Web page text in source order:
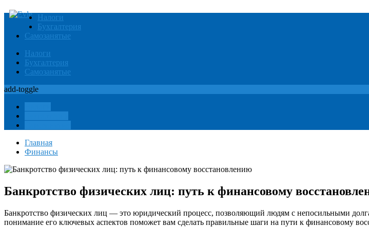
Налоги
Бухгалтерия
Самозанятые
Налоги
Бухгалтерия
Самозанятые
add-toggle
Главная
Финансы
Банкротство физических лиц: путь к финансовому
Банкротство физических лиц — это юридический процесс, позволяющий людям с непосильными
понимание его ключевых аспектов поможет вам сделать правильные шаги на пути к финансовому